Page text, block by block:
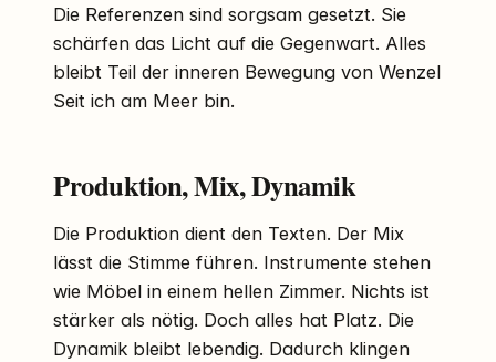
Die Referenzen sind sorgsam gesetzt. Sie
schärfen das Licht auf die Gegenwart. Alles
bleibt Teil der inneren Bewegung von Wenzel
Seit ich am Meer bin.
Produktion, Mix, Dynamik
Die Produktion dient den Texten. Der Mix
lässt die Stimme führen. Instrumente stehen
wie Möbel in einem hellen Zimmer. Nichts ist
stärker als nötig. Doch alles hat Platz. Die
Dynamik bleibt lebendig. Dadurch klingen